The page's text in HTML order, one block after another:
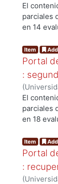
Básicas e
Ernesto
Antonio
El
parciales
en 14
Item
Portal
:
(
Básicas e
Ernesto
Vidal,
El
parciales
en 18
Item
Portal
:
(